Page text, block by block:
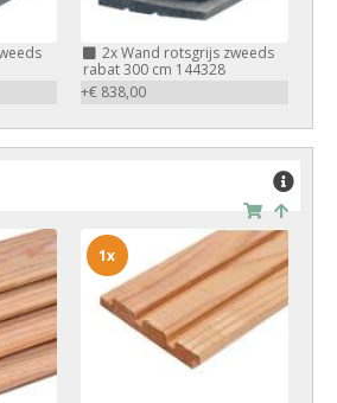
2xWand rotsgrijs zweeds
rabat 300 cm 144328
+€ 838,00
1x